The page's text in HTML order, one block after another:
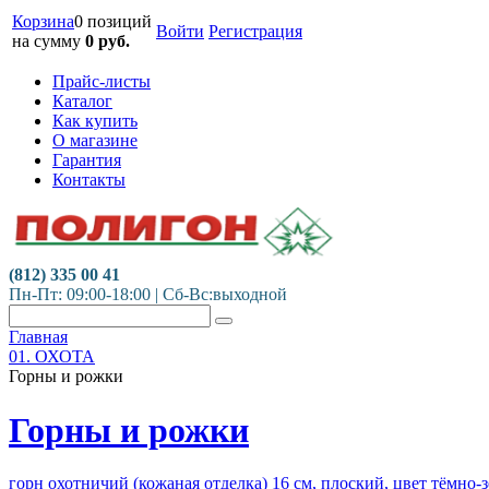
Корзина0 позиций
на сумму 0 руб.
Войти Регистрация
Прайс-листы
Каталог
Как купить
О магазине
Гарантия
Контакты
(812) 335 00 41
Пн-Пт: 09:00-18:00 | Сб-Вс:выходной
Главная
01. ОХОТА
Горны и рожки
Горны и рожки
горн охотничий (кожаная отделка) 16 см, плоский, цвет тёмно-